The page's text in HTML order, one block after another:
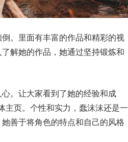
。里面有丰富的作品和精彩的视
解她的作品，她通过坚持锻炼和
。让大家看到了她的经验和成
主页。个性和实力，蠢沫沫还是一
善于将角色的特点和自己的风格